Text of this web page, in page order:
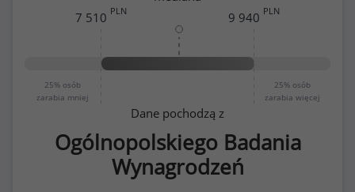
25% osób
zarabia mniej
25% osób
zarabia więcej
7 510 PLN 9 940 PLN
Dane pochodzą z
Ogólnopolskiego Badania
Wynagrodzeń